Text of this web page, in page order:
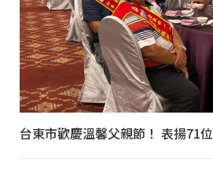
台東市歡慶溫馨父親節！ 表揚71